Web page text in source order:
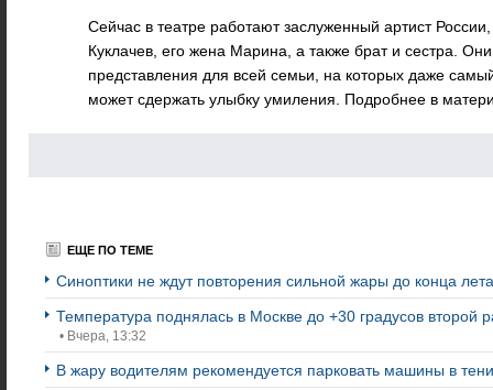
Сейчас в театре работают заслуженный артист
Куклачев, его жена Марина, а также брат и сестра.
представления для всей семьи, на которых даже
может сдержать улыбку умиления. Подробнее в
ЕЩЕ ПО ТЕМЕ
Синоптики не ждут повторения сильной жары до конца
Температура поднялась в Москве до +30 градусов второй
• Вчера, 13:32
В жару водителям рекомендуется парковать машины в